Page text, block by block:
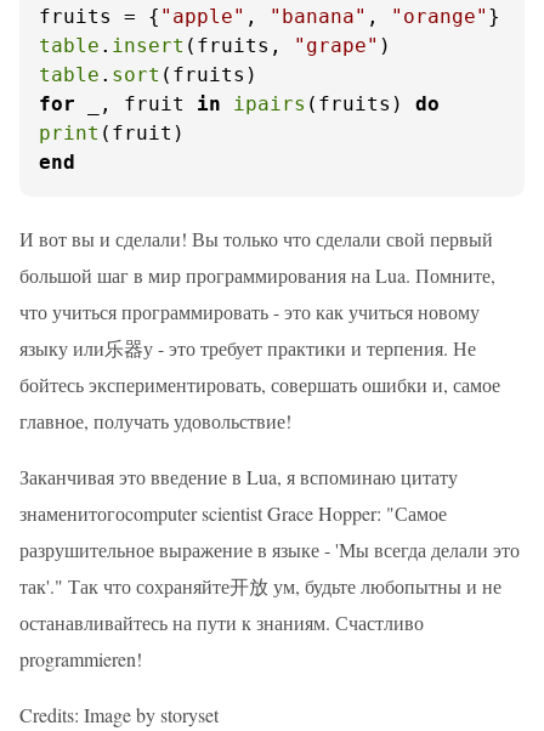
fruits = { "apple" , "banana" , "orange"
table . insert (fruits, "grape"
table . sort
for _, fruit in ipairs (fruits) do
print
end
И вот вы и сделали! Вы только что сделали свой первый
большой шаг в мир программирования на Lua. Помните,
что учиться программировать - это как учиться новому
языку или乐器у - это требует практики и терпения. Не
бойтесь экспериментировать, совершать ошибки и, самое
главное, получать удовольствие!
Заканчивая это введение в Lua, я вспоминаю цитату
знаменитогоcomputer scientist Grace Hopper: "Самое
разрушительное выражение в языке - 'Мы всегда делали это
так'." Так что сохраняйте开放 ум, будьте любопытны и не
останавливайтесь на пути к знаниям. Счастливо
programmieren!
Credits: Image by storyset